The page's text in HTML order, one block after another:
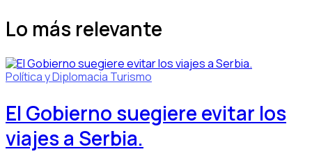
Lo más relevante
Política y Diplomacia Turismo
El Gobierno suegiere evitar los
viajes a Serbia.